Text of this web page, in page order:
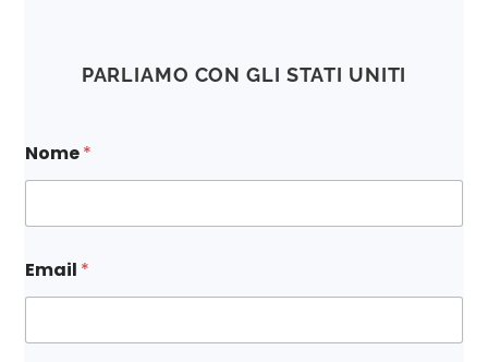
PARLIAMO CON GLI STATI UNITI
Nome*
Email *